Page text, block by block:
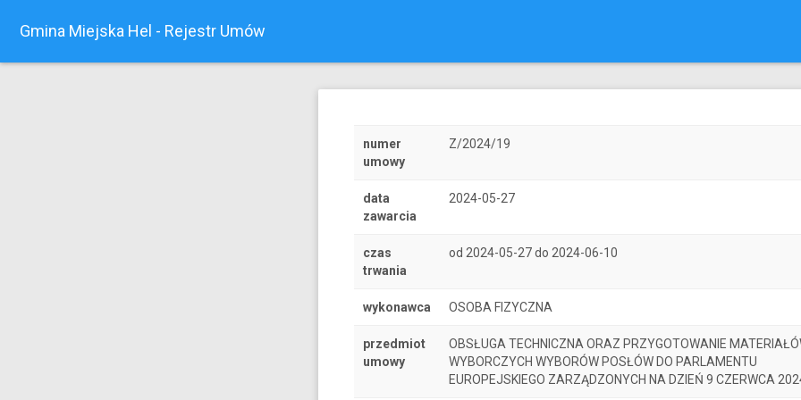
Gmina Miejska Hel - Rejestr Umów
numer
umowy
Z/2024/19
data
zawarcia
2024-05-27
czas
trwania
od 2024-05-27 do 2024-06-10
wykonawca OSOBA FIZYCZNA
przedmiot
umowy
OBSŁUGA TECHNICZNA ORAZ PRZYGOTOWANIE
WYBORCZYCH WYBORÓW POSŁÓW DO PARLAMENTU
EUROPEJSKIEGO ZARZĄDZONYCH NA DZIEŃ 9 CZERWCA